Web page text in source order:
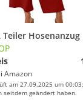
Amazon
am 27.09.2025 um
seitdem geändert haben.